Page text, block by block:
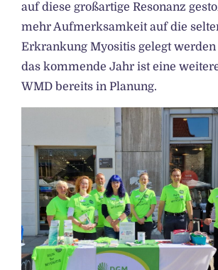
auf diese großartige Resonanz
mehr Aufmerksamkeit auf die
Erkrankung Myositis gelegt
das kommende Jahr ist eine
WMD bereits in Planung.